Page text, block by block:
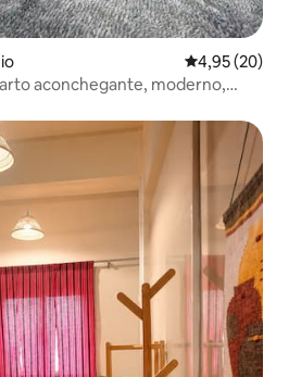
4,95 de uma
4,95 (20)
aconchegante, moderno,